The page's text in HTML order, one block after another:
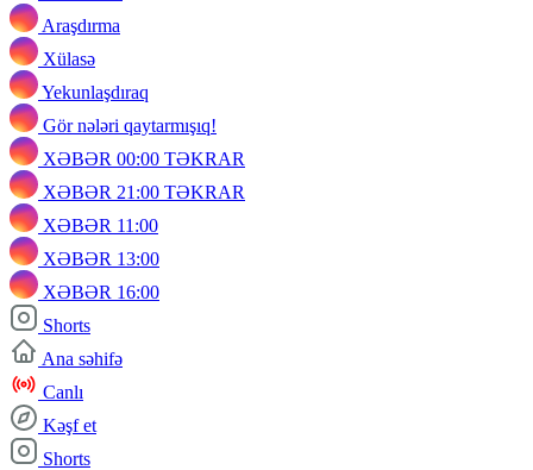
Araşdırma
Xülasə
Yekunlaşdıraq
Gör nələri qaytarmışıq!
XƏBƏR 00:00 TƏKRAR
XƏBƏR 21:00 TƏKRAR
XƏBƏR 11:00
XƏBƏR 13:00
XƏBƏR 16:00
Shorts
Ana səhifə
Canlı
Kəşf et
Shorts